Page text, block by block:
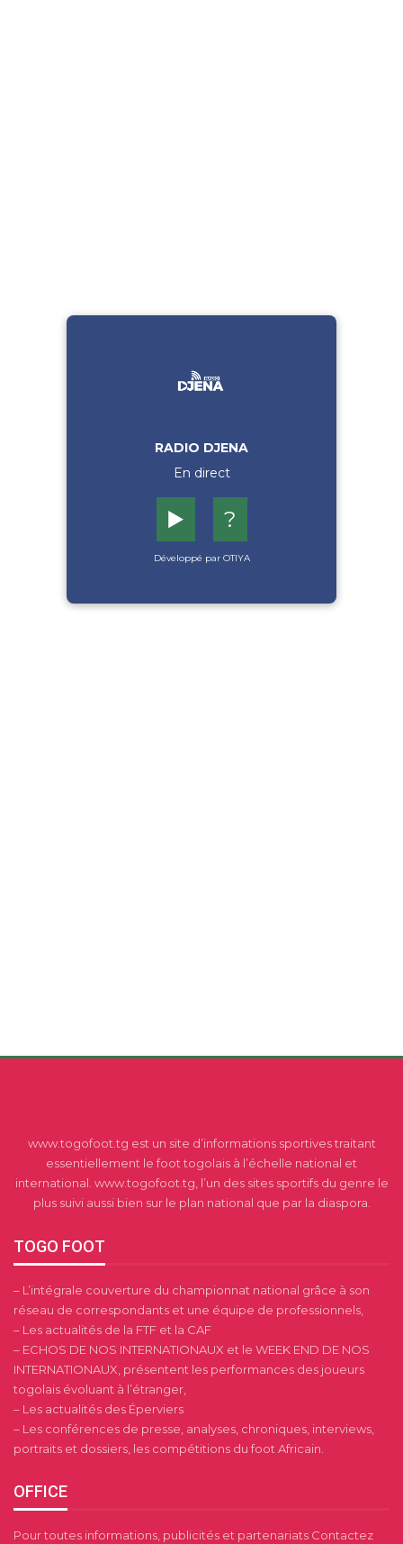
RADIO DJENA
En direct
▶️ ?
Développé par OTIYA
www.togofoot.tg est un site d’informations sportives traitant
essentiellement le foot togolais à l’échelle national et
international. www.togofoot.tg, l’un des sites sportifs du genre le
plus suivi aussi bien sur le plan national que par la diaspora.
TOGO FOOT
– L’intégrale couverture du championnat national grâce à son
réseau de correspondants et une équipe de professionnels,
– Les actualités de la FTF et la CAF
– ECHOS DE NOS INTERNATIONAUX et le WEEK END DE NOS
INTERNATIONAUX, présentent les performances des joueurs
togolais évoluant à l’étranger,
– Les actualités des Éperviers
– Les conférences de presse, analyses, chroniques, interviews,
portraits et dossiers, les compétitions du foot Africain.
OFFICE
Pour toutes informations, publicités et partenariats Contactez